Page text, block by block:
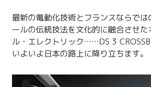
最新の電動化技術とフランスならでは
ールの伝統技法を文化的に融合させた
ル・エレクトリック……DS 3
いよいよ日本の路上に降り立ちます。